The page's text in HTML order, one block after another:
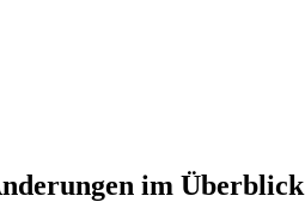
im Überblick